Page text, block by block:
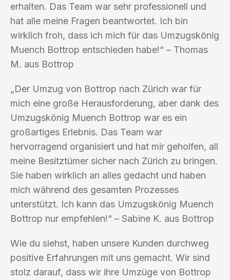
erhalten. Das Team war sehr professionell und
hat alle meine Fragen beantwortet. Ich bin
wirklich froh, dass ich mich für das Umzugskönig
Muench Bottrop entschieden habe!“ – Thomas
M. aus Bottrop
„Der Umzug von Bottrop nach Zürich war für
mich eine große Herausforderung, aber dank des
Umzugskönig Muench Bottrop war es ein
großartiges Erlebnis. Das Team war
hervorragend organisiert und hat mir geholfen, all
meine Besitztümer sicher nach Zürich zu bringen.
Sie haben wirklich an alles gedacht und haben
mich während des gesamten Prozesses
unterstützt. Ich kann das Umzugskönig Muench
Bottrop nur empfehlen!“ – Sabine K. aus Bottrop
Wie du siehst, haben unsere Kunden durchweg
positive Erfahrungen mit uns gemacht. Wir sind
stolz darauf, dass wir ihre Umzüge von Bottrop